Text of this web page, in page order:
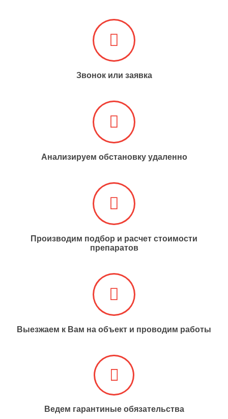
Звонок или заявка
Анализируем обстановку удаленно​​​​​​​
Производим подбор и расчет стоимости
препаратов
Выезжаем к Вам на объект и проводим работы​​​​​​​
Ведем гарантиные обязательства